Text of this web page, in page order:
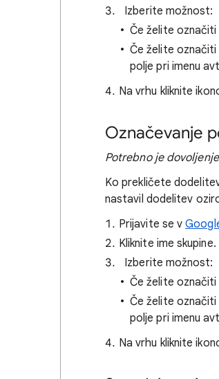
Izberite možnost:
Če želite označiti
Če želite
polje pri imenu
Na vrhu kliknite
Označevanje
Potrebno je
Ko prekličete
nastavil dodelitev
Prijavite se v
Kliknite ime skupine.
Izberite možnost:
Če želite označiti
Če želite
polje pri imenu
Na vrhu kliknite